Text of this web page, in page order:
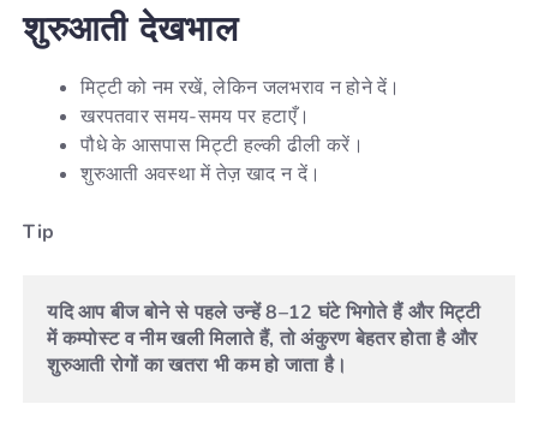
शुरुआती देखभाल
मिट्टी को नम रखें, लेकिन जलभराव न होने दें।
खरपतवार समय-समय पर हटाएँ।
पौधे के आसपास मिट्टी हल्की ढीली करें।
शुरुआती अवस्था में तेज़ खाद न दें।
Tip
यदि आप बीज बोने से पहले उन्हें 8–12 घंटे भिगोते हैं और मिट्टी
में कम्पोस्ट व नीम खली मिलाते हैं, तो अंकुरण बेहतर होता है और
शुरुआती रोगों का खतरा भी कम हो जाता है।